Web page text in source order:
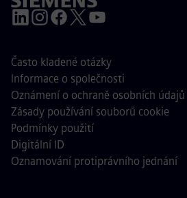
Často kladené otázky
Informace o společnosti
Oznámení o ochraně osobních údajů
Zásady používání souborů cookie
Podmínky použití
Digitální ID
Oznamování protiprávního jednání